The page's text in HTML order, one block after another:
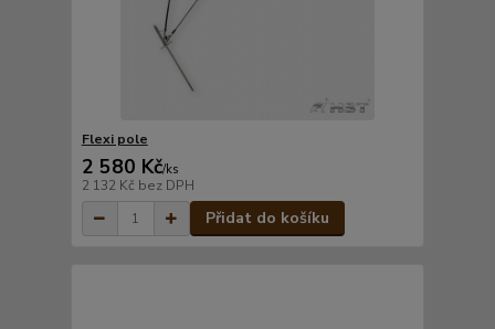
Flexi pole
2 580 Kč/ks
2 132 Kč bez DPH
Přidat do košíku